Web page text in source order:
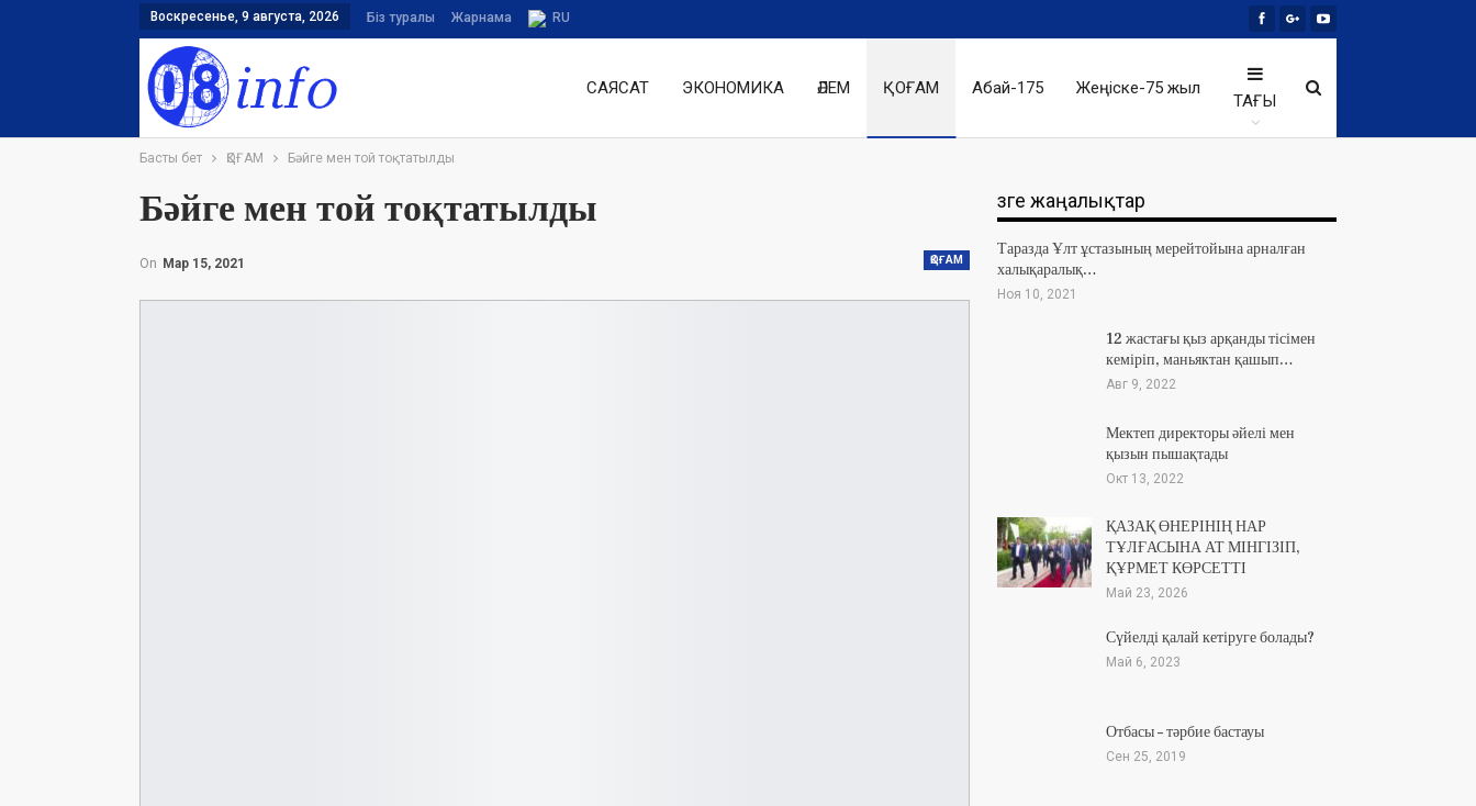
Воскресенье, 9 августа, 2026 Біз туралы Жарнама RU
САЯСАТ ЭКОНОМИКА ӘЛЕМ ҚОҒАМ Абай-175 Жеңіске-75 жыл
ТАҒЫ
Басты бет ҚОҒАМ Бәйге мен той тоқтатылды
Бәйге мен той тоқтатылды
ҚОҒАМ
On Мар 15, 2021
Өзге жаңалықтар
Таразда Ұлт ұстазының мерейтойына арналған
халықаралық…
Ноя 10, 2021
12 жастағы қыз арқанды тісімен
кеміріп, маньяктан қашып…
Авг 9, 2022
Мектеп директоры әйелі мен
қызын пышақтады
Окт 13, 2022
ҚАЗАҚ ӨНЕРІНІҢ НАР
ТҰЛҒАСЫНА АТ МІНГІЗІП,
ҚҰРМЕТ КӨРСЕТТІ
Май 23, 2026
Сүйелді қалай кетіруге болады?
Май 6, 2023
Отбасы – тәрбие бастауы
Сен 25, 2019